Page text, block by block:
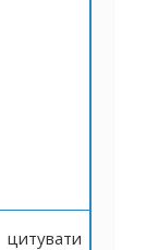
цитувати